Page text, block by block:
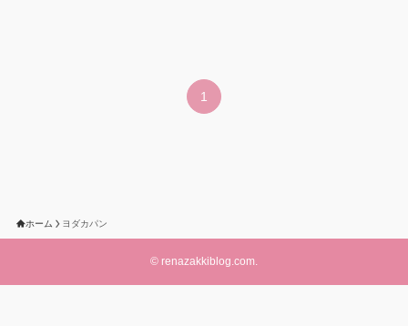
1
ホーム ヨダカパン
© renazakkiblog.com.